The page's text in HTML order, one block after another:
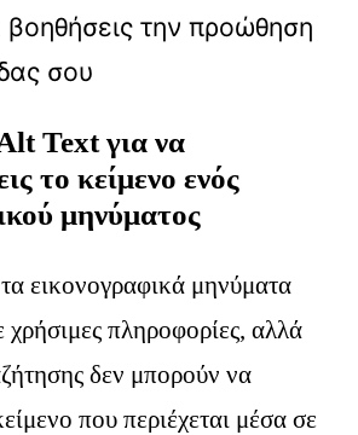
Text για να
το κείμενο ενός
μηνύματος
εικονογραφικά μηνύματα
χρήσιμες πληροφορίες, αλλά
δεν μπορούν να
που περιέχεται μέσα σε